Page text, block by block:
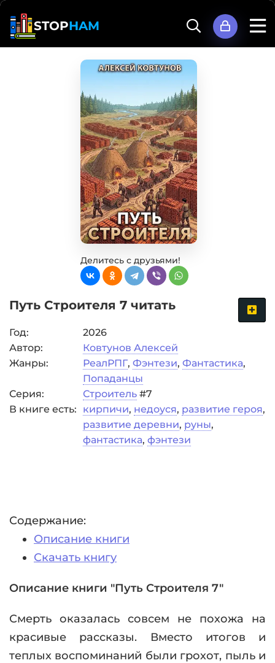
STOPHAM
Делитесь с друзьями!
Путь Строителя 7 читать
Год:
2026
Автор:
Ковтунов Алексей
Жанры:
РеалРПГ, Фэнтези, Фантастика,
Попаданцы
Серия:
Строитель #7
В книге есть:
кирпичи, недоуся, развитие героя,
развитие деревни, руны,
фантастика, фэнтези
Содержание:
Описание книги
Скачать книгу
Описание книги "Путь Строителя 7"
Смерть оказалась совсем не похожа на
красивые рассказы. Вместо итогов и
теплых воспоминаний были грохот, пыль и